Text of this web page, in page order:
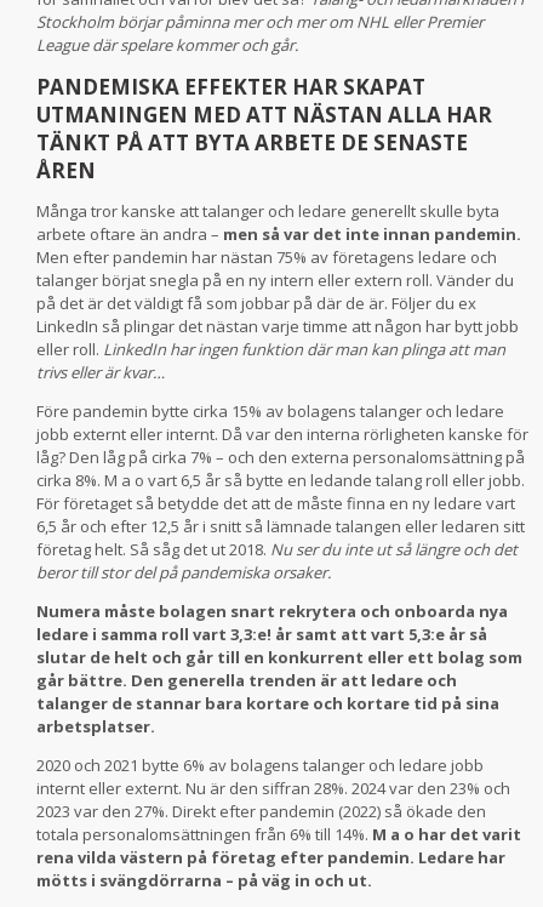
Stockholm börjar påminna mer och mer om NHL eller Premier
League där spelare kommer och går.
PANDEMISKA EFFEKTER HAR SKAPAT
UTMANINGEN MED ATT NÄSTAN ALLA HAR
TÄNKT PÅ ATT BYTA ARBETE DE SENASTE
ÅREN
Många tror kanske att talanger och ledare generellt skulle byta
arbete oftare än andra – men så var det inte innan pandemin.
Men efter pandemin har nästan 75% av företagens ledare och
talanger börjat snegla på en ny intern eller extern roll. Vänder du
på det är det väldigt få som jobbar på där de är. Följer du ex
LinkedIn så plingar det nästan varje timme att någon har bytt jobb
eller roll. LinkedIn har ingen funktion där man kan plinga att man
trivs eller är kvar…
Före pandemin bytte cirka 15% av bolagens talanger och ledare
jobb externt eller internt. Då var den interna rörligheten kanske för
låg? Den låg på cirka 7% – och den externa personalomsättning på
cirka 8%. M a o vart 6,5 år så bytte en ledande talang roll eller jobb.
För företaget så betydde det att de måste finna en ny ledare vart
6,5 år och efter 12,5 år i snitt så lämnade talangen eller ledaren sitt
företag helt. Så såg det ut 2018. Nu ser du inte ut så längre och det
beror till stor del på pandemiska orsaker.
Numera måste bolagen snart rekrytera och onboarda nya
ledare i samma roll vart 3,3:e! år samt att vart 5,3:e år så
slutar de helt och går till en konkurrent eller ett bolag som
går bättre. Den generella trenden är att ledare och
talanger de stannar bara kortare och kortare tid på sina
arbetsplatser.
2020 och 2021 bytte 6% av bolagens talanger och ledare jobb
internt eller externt. Nu är den siffran 28%. 2024 var den 23% och
2023 var den 27%. Direkt efter pandemin (2022) så ökade den
totala personalomsättningen från 6% till 14%. M a o har det varit
rena vilda västern på företag efter pandemin. Ledare har
mötts i svängdörrarna – på väg in och ut.